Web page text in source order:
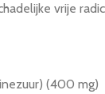
vrije
(400 mg)